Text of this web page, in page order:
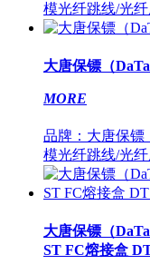
模光纤跳线/光纤
大唐保镖（
MORE
品牌：大唐保镖
模光纤跳线/光纤
大唐保镖（
ST FC熔接盒